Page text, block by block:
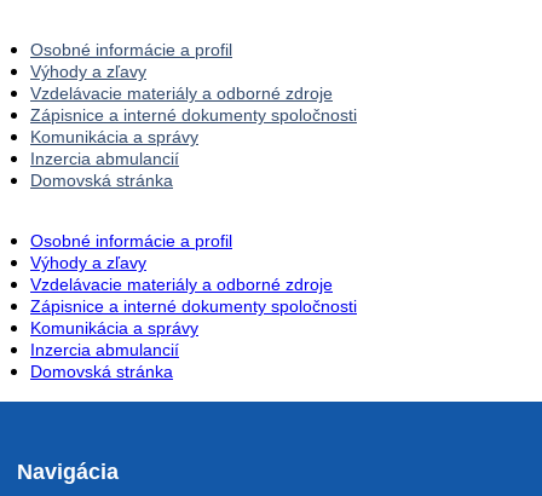
Osobné informácie a profil
Výhody a zľavy
Vzdelávacie materiály a odborné zdroje
Zápisnice a interné dokumenty spoločnosti
Komunikácia a správy
Inzercia abmulancií
Domovská stránka
Osobné informácie a profil
Výhody a zľavy
Vzdelávacie materiály a odborné zdroje
Zápisnice a interné dokumenty spoločnosti
Komunikácia a správy
Inzercia abmulancií
Domovská stránka
Navigácia